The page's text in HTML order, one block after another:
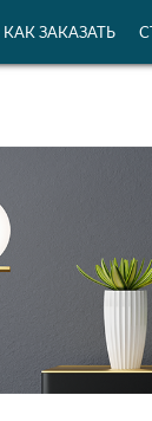
КАК ЗАКАЗАТЬ